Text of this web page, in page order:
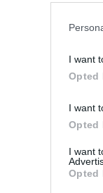
I want
Opted
I want
Opted
I want
Opted